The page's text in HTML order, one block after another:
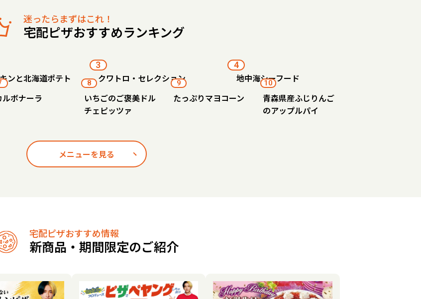
迷ったらまずはこれ！
宅配ピザおすすめランキング
ンと北海道ポテト
3
クワトロ・セレクション
4
地中海シーフード
ルボナーラ
8
いちごのご褒美ドル
チェピッツァ
9
たっぷりマヨコーン
10
青森県産ふじりんご
のアップルパイ
メニューを見る
宅配ピザおすすめ情報
新商品・期間限定のご紹介